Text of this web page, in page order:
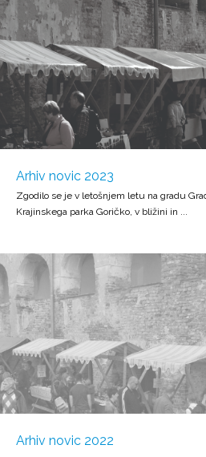
Arhiv novic 2023
Zgodilo se je v letošnjem letu na gradu
Krajinskega parka Goričko, v bližini in ...
Arhiv novic 2022